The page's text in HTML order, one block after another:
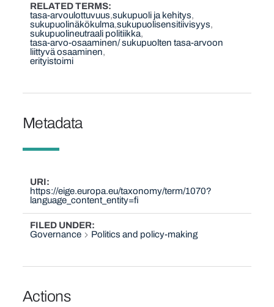
RELATED TERMS
tasa-arvoulottuvuus sukupuoli ja kehitys
sukupuolinäkökulma sukupuolisensitiivisyys
sukupuolineutraali politiikka
tasa-arvo-osaaminen/ sukupuolten tasa-arvoon
liittyvä osaaminen
erityistoimi
Metadata
URI
https://eige.europa.eu/taxonomy/term/1070?
language_content_entity=fi
FILED UNDER
Governance
Politics and policy-making
Actions